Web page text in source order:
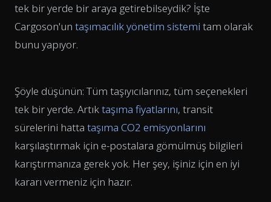
tek bir yerde bir araya getirebilseydik? İşte
Cargoson'un taşımacılık yönetim sistemi tam olarak
bunu yapıyor.
Şöyle düşünün: Tüm taşıyıcılarınız, tüm seçenekleri
tek bir yerde. Artıktaşıma fiyatlarını, transit
sürelerini hatta taşıma CO2 emisyonlarını
karşılaştırmak için e-postalara gömülmüş bilgileri
karıştırmanıza gerek yok. Her şey, işiniz için en iyi
kararı vermeniz için hazır.